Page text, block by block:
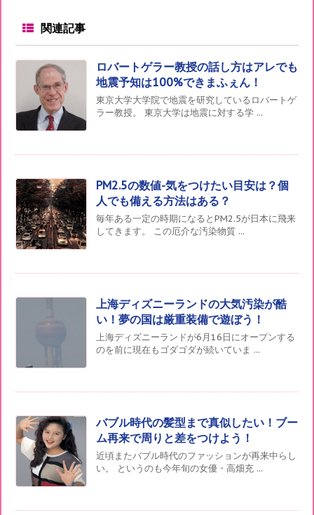
関連記事
ロバートゲラー教授の話し方はアレでも
地震予知は100%できまふぇん！
東京大学大学院で地震を研究しているロバートゲ
ラー教授。 東京大学は地震に対する学 ...
PM2.5の数値-気をつけたい目安は？個
人でも備える方法はある？
毎年ある一定の時期になるとPM2.5が日本に飛来
してきます。 この厄介な汚染物質 ...
上海ディズニーランドの大気汚染が酷
い！夢の国は厳重装備で遊ぼう！
上海ディズニーランドが6月16日にオープンする
のを前に現在もゴダゴダが続いていま ...
バブル時代の髪型まで真似したい！ブー
ム再来で周りと差をつけよう！
近頃またバブル時代のファッションが再来中らし
い。 というのも今年旬の女優・高畑充 ...